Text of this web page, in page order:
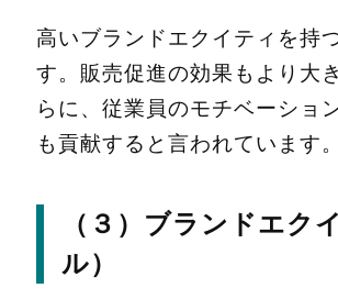
高いブランドエクイティを持
す。販売促進の効果もより大
らに、従業員のモチベーショ
も貢献すると言われています。
（３）ブランドエク
ル）